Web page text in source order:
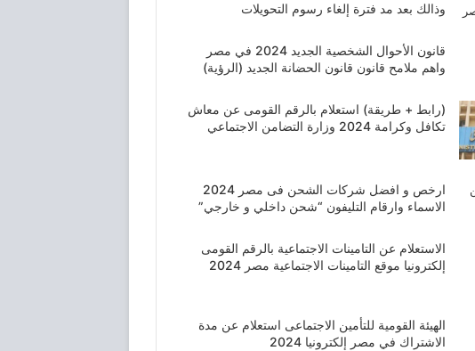
وذالك بعد مد فترة إلغاء رسوم التحويلات
قانون الأحوال الشخصية الجديد 2024 في مصر
واهم ملامح قانون قانون الحضانة الجديد (الرؤية)
(رابط + طريقة) استعلام بالرقم القومى عن معاش
تكافل وكرامة 2024 وزارة التضامن الاجتماعي
ارخص و افضل شركات الشحن فى مصر 2024
الاسماء وارقام التليفون “شحن داخلي و خارجي”
الاستعلام عن التامينات الاجتماعية بالرقم القومى
إلكترونيا موقع التامينات الاجتماعية مصر 2024
الهيئة القومية للتأمين الاجتماعى استعلام عن مدة
الاشتراك في مصر إلكترونيا 2024